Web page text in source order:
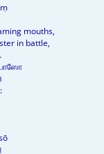
mouths,
in battle,